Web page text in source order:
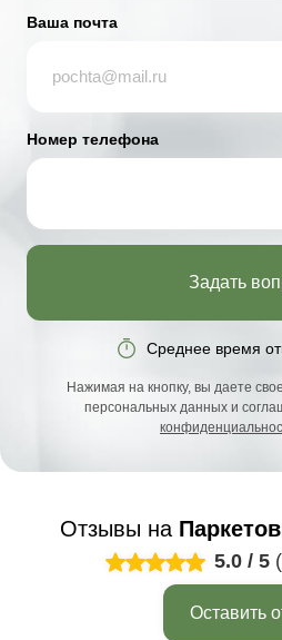
Ваша почта
Номер телефона
Задать
Среднее время
Нажимая на кнопку, вы даете
персональных данных и
Отзывы на
5.0 / 5
Оставить